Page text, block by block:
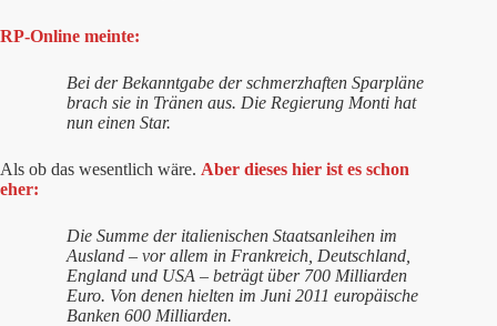
RP-Online meinte:
Bei der Bekanntgabe der schmerzhaften Sparpläne
brach sie in Tränen aus. Die Regierung Monti hat
nun einen Star.
Als ob das wesentlich wäre. Aber dieses hier ist es schon
eher:
Die Summe der italienischen Staatsanleihen im
Ausland – vor allem in Frankreich, Deutschland,
England und USA – beträgt über 700 Milliarden
Euro. Von denen hielten im Juni 2011 europäische
Banken 600 Milliarden.